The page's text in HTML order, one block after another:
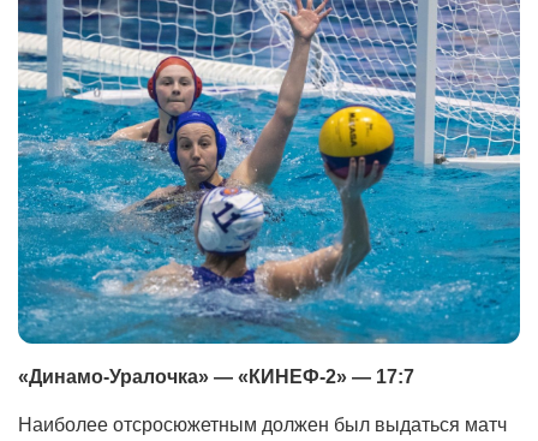
«Динамо-Уралочка» — «КИНЕФ-2» — 17:7
Наиболее отсросюжетным должен был выдаться матч